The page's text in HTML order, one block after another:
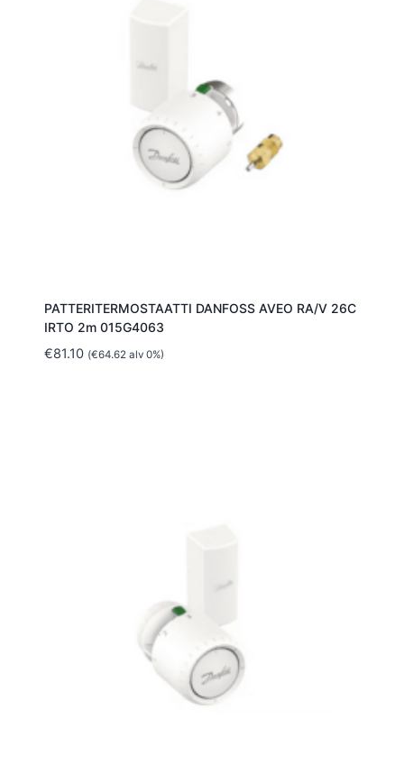
PATTERITERMOSTAATTI DANFOSS AVEO RA/V 26C
IRTO 2m 015G4063
€81.10 (€64.62alv 0%)